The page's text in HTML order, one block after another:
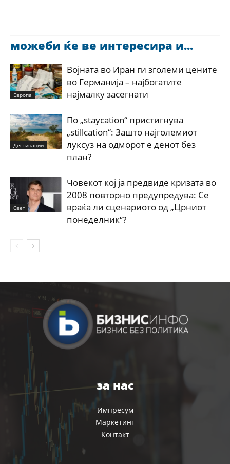
можеби ќе ве интересира и...
Европа
Војната во Иран ги зголеми цените
во Германија – најбогатите
најмалку засегнати
Дестинации
По „staycation“ пристигнува
„stillcation“: Зашто најголемиот
луксуз на одморот е денот без
план?
Свет
Човекот кој ја предвиде кризата во
2008 повторно предупредува: Се
враќа ли сценариото од „Црниот
понеделник“?
за нас
Импресум
Маркетинг
Контакт